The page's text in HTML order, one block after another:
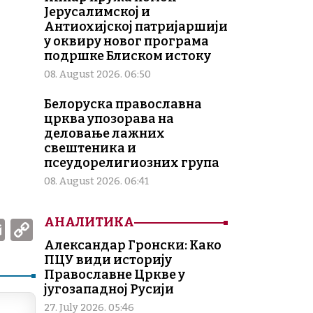
E
m
ai
l
C
o
p
y
Јерусалимској и
Антиохијској патријаршији
у оквиру новог програма
подршке Блиском истоку
08. August 2026. 06:50
Белоруска православна
црква упозорава на
деловање лажних
свештеника и
псеудорелигиозних група
08. August 2026. 06:41
АНАЛИТИКА
Александар Гронски: Како
ПЦУ види историју
Православне Цркве у
југозападној Русији
27. July 2026. 05:46